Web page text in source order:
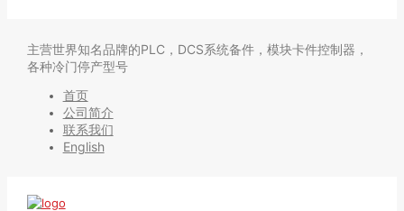
主营世界知名品牌的PLC，DCS系统备件，模块卡件控制器，
各种冷门停产型号
首页
公司简介
联系我们
English